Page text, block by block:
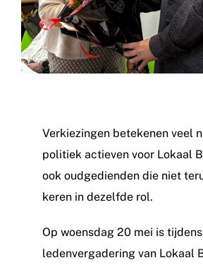
Verkiezingen betekenen veel
politiek actieven voor Lokaal
ook oudgedienden die niet
keren in dezelfde rol.
Op woensdag 20 mei is
ledenvergadering van Lokaal